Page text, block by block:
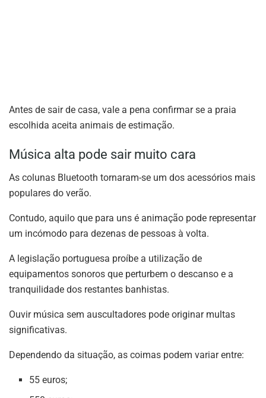
Antes de sair de casa, vale a pena confirmar se a praia
escolhida aceita animais de estimação.
Música alta pode sair muito cara
As colunas Bluetooth tornaram-se um dos acessórios mais
populares do verão.
Contudo, aquilo que para uns é animação pode representar
um incómodo para dezenas de pessoas à volta.
A legislação portuguesa proíbe a utilização de
equipamentos sonoros que perturbem o descanso e a
tranquilidade dos restantes banhistas.
Ouvir música sem auscultadores pode originar multas
significativas.
Dependendo da situação, as coimas podem variar entre:
55 euros;